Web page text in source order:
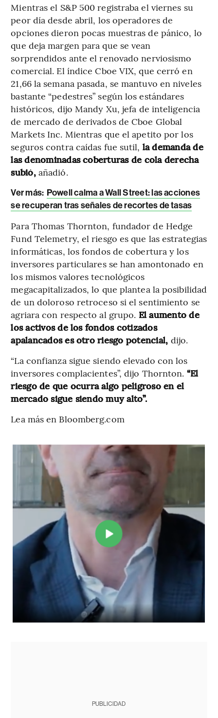
Mientras el S&P 500 registraba el viernes su
peor día desde abril, los operadores de
opciones dieron pocas muestras de pánico, lo
que deja margen para que se vean
sorprendidos ante el renovado nerviosismo
comercial. El índice Cboe VIX, que cerró en
21,66 la semana pasada, se mantuvo en niveles
bastante “pedestres” según los estándares
históricos, dijo Mandy Xu, jefa de inteligencia
de mercado de derivados de Cboe Global
Markets Inc. Mientras que el apetito por los
seguros contra caídas fue sutil, la demanda de
las denominadas coberturas de cola derecha
subió,añadió.
Ver más: Powell calma a Wall Street: las acciones
se recuperan tras señales de recortes de tasas
Para Thomas Thornton, fundador de Hedge
Fund Telemetry, el riesgo es que las estrategias
informáticas, los fondos de cobertura y los
inversores particulares se han amontonado en
los mismos valores tecnológicos
megacapitalizados, lo que plantea la posibilidad
de un doloroso retroceso si el sentimiento se
agriara con respecto al grupo. El aumento de
los activos de los fondos cotizados
apalancados es otro riesgo potencial, dijo.
“La confianza sigue siendo elevado con los
inversores complacientes”, dijo Thornton. “El
riesgo de que ocurra algo peligroso en el
mercado sigue siendo muy alto”.
Lea más en Bloomberg.com
PUBLICIDAD